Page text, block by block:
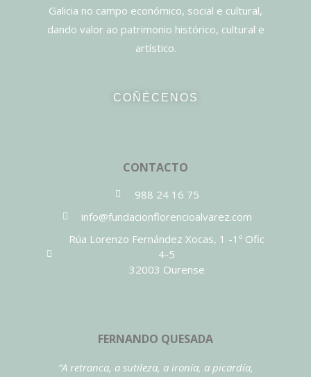
Galicia no campo económico, social e cultural,
dando valor ao patrimonio histórico, cultural e
artístico.
COÑÉCENOS
CONTACTO
988 24 16 75
info@fundacionflorencioalvarez.com
Rúa Lorenzo Fernández Xocas, 1 -1º Ofic
4-5
32003 Ourense
FERNANDO QUESADA
“A retranca, a sutileza, a ironía, a picardía,